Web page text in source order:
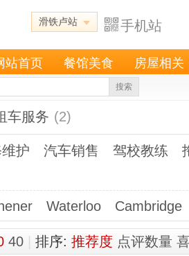
滑铁卢站 手机站
站首页 餐馆美食 房屋相关
搜索
车服务 (2)
护 汽车销售 驾校教练
Waterloo Cambridge
40 排序: 推荐度 点评数量